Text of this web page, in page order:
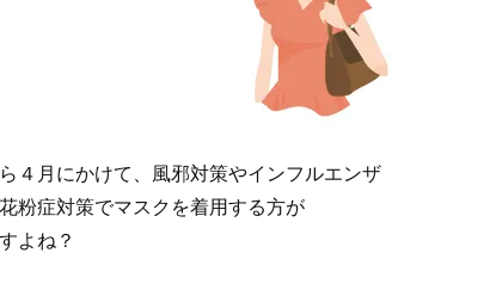
４月にかけて、風邪対策やインフルエンザ
粉症対策でマスクを着用する方が
よね？